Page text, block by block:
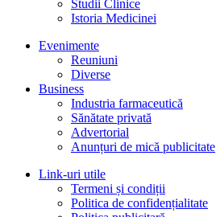
Studii Clinice
Istoria Medicinei
Evenimente
Reuniuni
Diverse
Business
Industria farmaceutică
Sănătate privată
Advertorial
Anunțuri de mică publicitate
Link-uri utile
Termeni și condiții
Politica de confidențialitate